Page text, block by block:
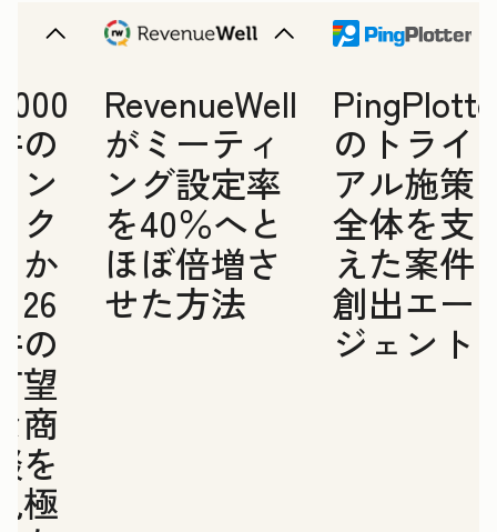
の
ン
ク
か
26
の
望
商
を
極
RevenueWell
がミーティ
ング設定率
を40％へと
ほぼ倍増さ
せた方法
のトライ
アル施策
全体を支
えた案件
創出エー
ジェント